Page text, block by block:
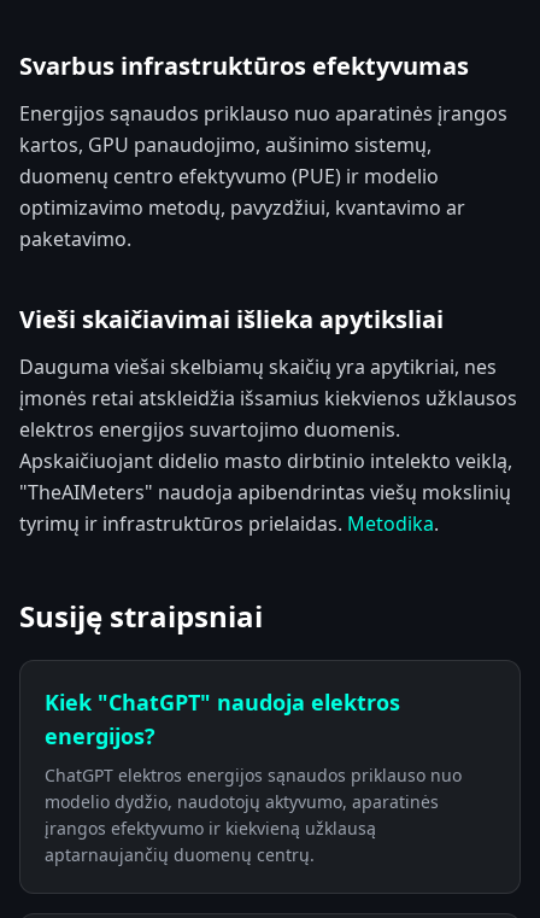
Svarbus infrastruktūros efektyvumas
Energijos sąnaudos priklauso nuo aparatinės įrangos
kartos, GPU panaudojimo, aušinimo sistemų,
duomenų centro efektyvumo (PUE) ir modelio
optimizavimo metodų, pavyzdžiui, kvantavimo ar
paketavimo.
Vieši skaičiavimai išlieka apytiksliai
Dauguma viešai skelbiamų skaičių yra apytikriai, nes
įmonės retai atskleidžia išsamius kiekvienos užklausos
elektros energijos suvartojimo duomenis.
Apskaičiuojant didelio masto dirbtinio intelekto veiklą,
"TheAIMeters" naudoja apibendrintas viešų mokslinių
tyrimų ir infrastruktūros prielaidas. Metodika.
Susiję straipsniai
Kiek "ChatGPT" naudoja elektros
energijos?
ChatGPT elektros energijos sąnaudos priklauso nuo
modelio dydžio, naudotojų aktyvumo, aparatinės
įrangos efektyvumo ir kiekvieną užklausą
aptarnaujančių duomenų centrų.